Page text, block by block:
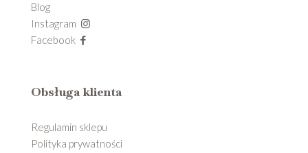
Blog
Instagram
Facebook
Obsługa klienta
Regulamin sklepu
Polityka prywatności